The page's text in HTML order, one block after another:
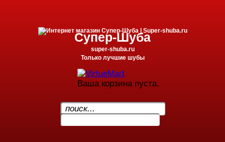
Супер-Шуба
super-shuba.ru
Только лучшие шубы
Ваша корзина пуста.